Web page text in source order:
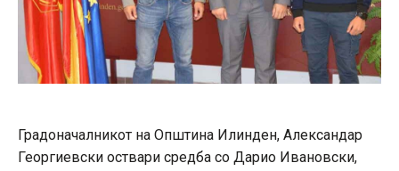
Градоначалникот на Општина Илинден, Александар
Георгиевски оствари средба со Дарио Ивановски,